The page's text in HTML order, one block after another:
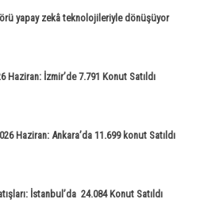
yapay zekâ teknolojileriyle dönüşüyor
Haziran: İzmir’de 7.791 Konut Satıldı
Haziran: Ankara’da 11.699 konut Satıldı
İstanbul’da 24.084 Konut Satıldı